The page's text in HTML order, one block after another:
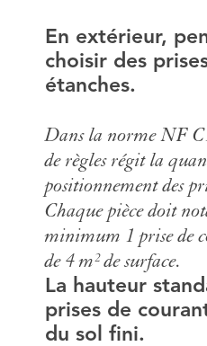
En extérieur,
choisir des
étanches.
Dans la norme NF
de règles régit la
positionnement des
Chaque pièce doit
minimum 1 prise de
de 4 m² de surface.
La hauteur
prises de
du sol fini.